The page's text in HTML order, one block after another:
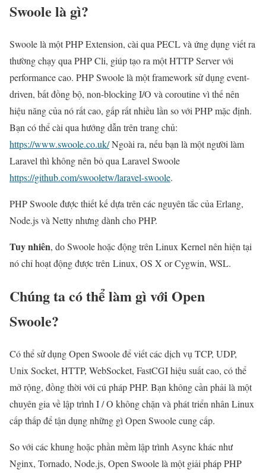
Swoole là gì?
Swoole là một PHP Extension, cài qua PECL và ứng dụng viết ra
thường chạy qua PHP Cli, giúp tạo ra một HTTP Server với
performance cao. PHP Swoole là một framework sử dụng event-
driven, bất đồng bộ, non-blocking I/O và coroutine vì thế nên
hiệu năng của nó rất cao, gấp rất nhiều lần so với PHP mặc định.
Bạn có thể cài qua hướng dẫn trên trang chủ:
https://www.swoole.co.uk/Ngoài ra, nếu bạn là một người làm
Laravel thì không nên bỏ qua Laravel Swoole
https://github.com/swooletw/laravel-swoole.
PHP Swoole được thiết kế dựa trên các nguyên tắc của Erlang,
Node.js và Netty nhưng dành cho PHP.
Tuy nhiên, do Swoole hoặc động trên Linux Kernel nên hiện tại
nó chỉ hoạt động được trên Linux, OS X or Cygwin, WSL.
Chúng ta có thể làm gì với Open
Swoole?
Có thể sử dụng Open Swoole để viết các dịch vụ TCP, UDP,
Unix Socket, HTTP, WebSocket, FastCGI hiệu suất cao, có thể
mở rộng, đồng thời với cú pháp PHP. Bạn không cần phải là một
chuyên gia về lập trình I / O không chặn và phát triển nhân Linux
cấp thấp để tận dụng những gì Open Swoole cung cấp.
So với các khung hoặc phần mềm lập trình Async khác như
Nginx, Tornado, Node.js, Open Swoole là một giải pháp PHP